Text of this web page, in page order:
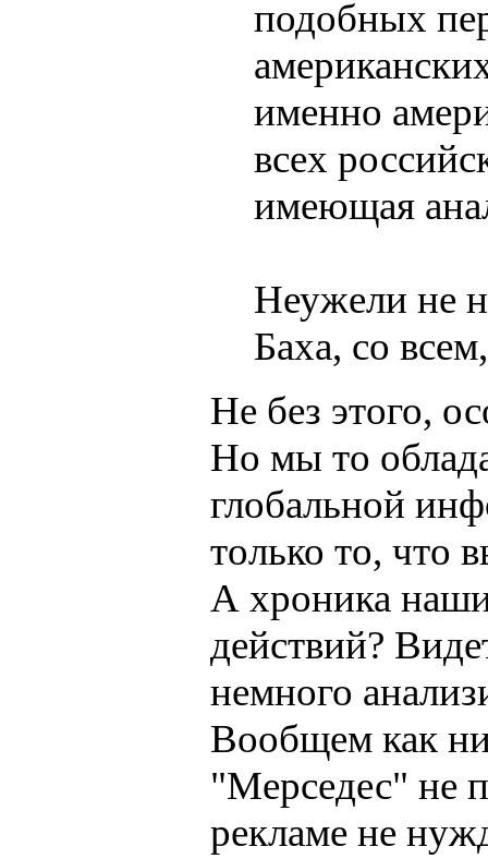
подобных
именно
всех
имеющая
Неужели не
Баха, со
Не без этого,
Но мы то
глобальной
только то, что
А хроника
действий?
немного
Вообщем как
"Мерседес" не
рекламе не